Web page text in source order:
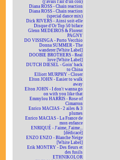
(j'avais l'air d'un con)
Diana ROSS - Chain reaction
Diana ROSS - Chain reaction
(special dance mix)
Dick RIVERS - Ainsi soit-elle
Disque d'Or Top 50 biface
Glenn MEDEIROS & Florent
PAGNY
DO VISSINGA - Porto Vecchio
Donna SUMMER - The
wanderer [White Label]
DOOBIE BROTHERS - Real
love [White Label]
DUTCH DIESEL - Goin' back
to China
Elliott MURPHY - Closer
Elton JOHN - Easier to walk
away
Elton JOHN - I don't wanna go
on with you like that
Emmylou HARRIS - Rose of
Cimarron
Enrico MACIAS - 2 ailes & 3
plumes
Enrico MACIAS - La France de
mon enfance
ENRIQUÉ - J'aime, J'aime...
[dédicacé]
ENZO ENZO - Blanche Neige
[White Label]
Erik MONTRY - Des fleurs et
des fusils
ETHNIKOLOR